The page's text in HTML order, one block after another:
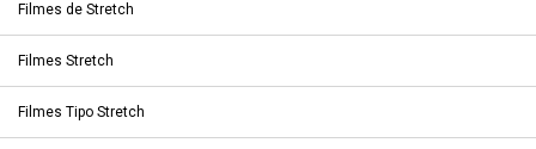
Filmes de Stretch
Filmes Stretch
Filmes Tipo Stretch